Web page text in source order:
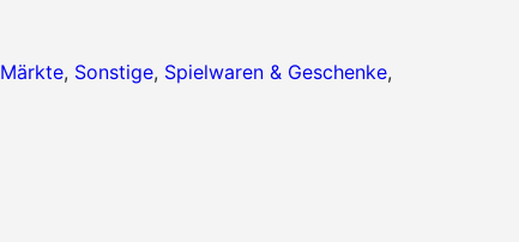
Märkte, Sonstige, Spielwaren & Geschenke,